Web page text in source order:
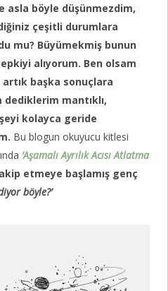
asla böyle düşünmezdim,
çeşitli durumlara
mu? Büyümekmiş bunun
alıyorum. Ben olsam
başka sonuçlara
mantıklı,
kolayca geride
Bu blogun okuyucu kitlesi
‘Aşamalı Ayrılık Acısı Atlatma
etmeye başlamış genç
böyle?’